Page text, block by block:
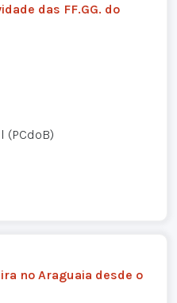
das FF.GG. do
(PCdoB)
no Araguaia desde o